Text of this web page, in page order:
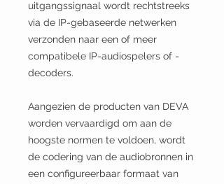
uitgangssignaal wordt rechtstreeks
via de IP-gebaseerde netwerken
verzonden naar een of meer
compatibele IP-audiospelers of -
decoders.
Aangezien de producten van DEVA
worden vervaardigd om aan de
hoogste normen te voldoen, wordt
de codering van de audiobronnen in
een configureerbaar formaat van